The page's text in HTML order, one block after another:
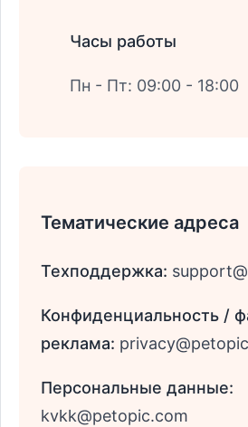
Часы работы
Пн - Пт: 09:00 - 18:00
Тематические адреса
Техподдержка:
Конфиденциальность /
реклама:
Персональные данные:
kvkk@petopic.com